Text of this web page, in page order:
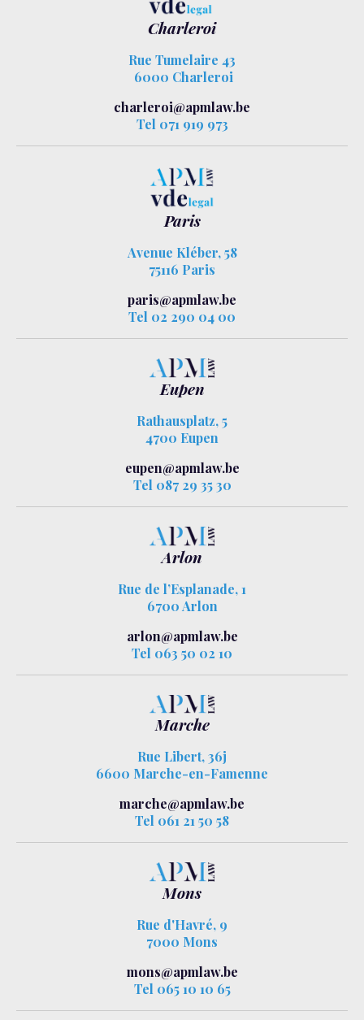
Charleroi
Rue Tumelaire 43
6000 Charleroi
charleroi@apmlaw.be
Tel 071 919 973
Paris
Avenue Kléber, 58
75116 Paris
paris@apmlaw.be
Tel 02 290 04 00
Eupen
Rathausplatz, 5
4700 Eupen
eupen@apmlaw.be
Tel 087 29 35 30
Arlon
Rue de l’Esplanade, 1
6700 Arlon
arlon@apmlaw.be
Tel 063 50 02 10
Marche
Rue Libert, 36j
6600 Marche-en-Famenne
marche@apmlaw.be
Tel 061 21 50 58
Mons
Rue d'Havré, 9
7000 Mons
mons@apmlaw.be
Tel 065 10 10 65